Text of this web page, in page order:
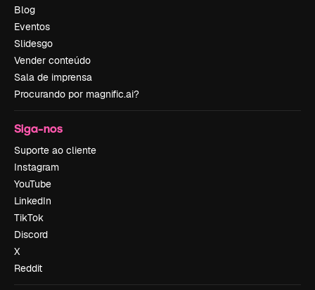
Blog
Eventos
Slidesgo
Vender conteúdo
Sala de imprensa
Procurando por magnific.ai?
Siga-nos
Suporte ao cliente
Instagram
YouTube
LinkedIn
TikTok
Discord
X
Reddit